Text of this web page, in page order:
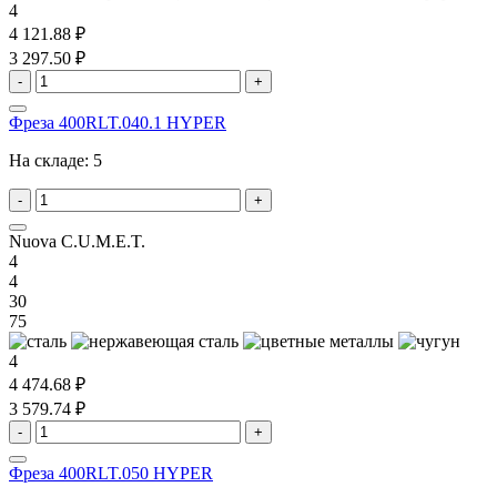
4
4 121.88 ₽
3 297.50 ₽
- +
Фреза 400RLT.040.1 HYPER
На складе: 5
- +
Nuova C.U.M.E.T.
4
4
30
75
4
4 474.68 ₽
3 579.74 ₽
- +
Фреза 400RLT.050 HYPER